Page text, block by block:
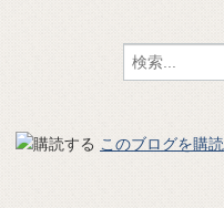
このブログを購読